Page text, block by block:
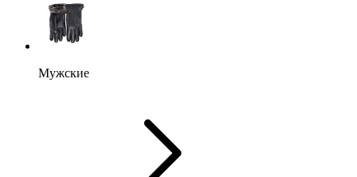
Мужские